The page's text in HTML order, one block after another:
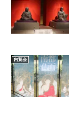
内覧会